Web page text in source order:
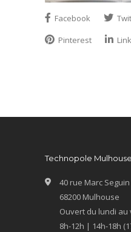
Facebook
Pinterest
Technopole Mulhouse
40 rue Marc Seguin
68200 Mulhouse
Ouvert du lundi au
8h-12h | 14h-18h